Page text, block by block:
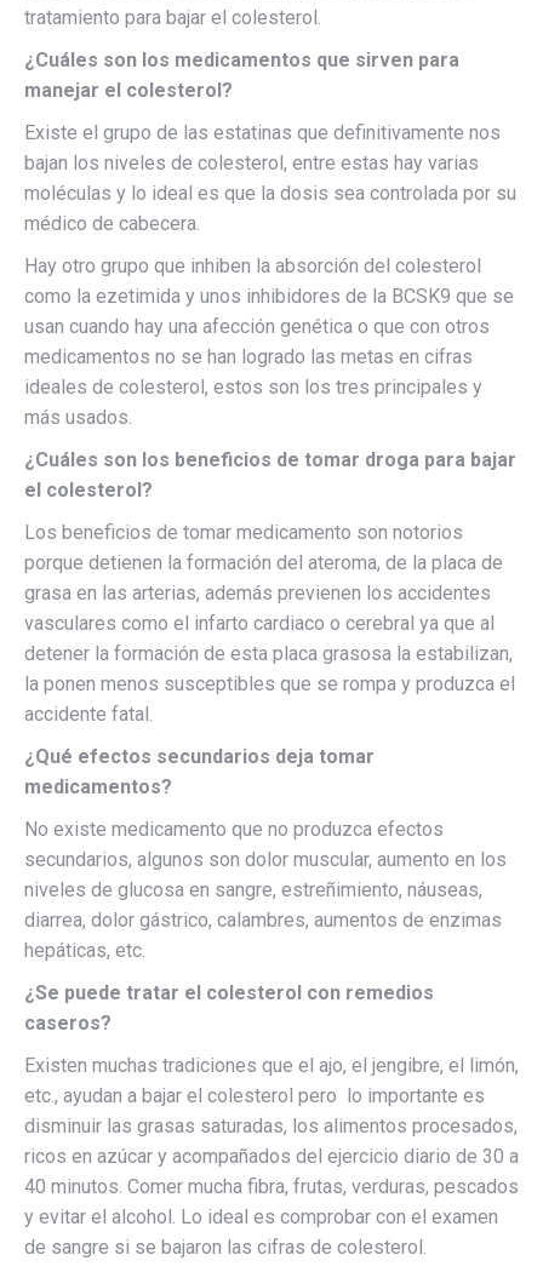
tratamiento para bajar el colesterol.
¿Cuáles son los medicamentos que sirven para
manejar el colesterol?
Existe el grupo de las estatinas que definitivamente nos
bajan los niveles de colesterol, entre estas hay varias
moléculas y lo ideal es que la dosis sea controlada por su
médico de cabecera.
Hay otro grupo que inhiben la absorción del colesterol
como la ezetimida y unos inhibidores de la BCSK9 que se
usan cuando hay una afección genética o que con otros
medicamentos no se han logrado las metas en cifras
ideales de colesterol, estos son los tres principales y
más usados.
¿Cuáles son los beneficios de tomar droga para bajar
el colesterol?
Los beneficios de tomar medicamento son notorios
porque detienen la formación del ateroma, de la placa de
grasa en las arterias, además previenen los accidentes
vasculares como el infarto cardiaco o cerebral ya que al
detener la formación de esta placa grasosa la estabilizan,
la ponen menos susceptibles que se rompa y produzca el
accidente fatal.
¿Qué efectos secundarios deja tomar
medicamentos?
No existe medicamento que no produzca efectos
secundarios, algunos son dolor muscular, aumento en los
niveles de glucosa en sangre, estreñimiento, náuseas,
diarrea, dolor gástrico, calambres, aumentos de enzimas
hepáticas, etc.
¿Se puede tratar el colesterol con remedios
caseros?
Existen muchas tradiciones que el ajo, el jengibre, el limón,
etc., ayudan a bajar el colesterol pero lo importante es
disminuir las grasas saturadas, los alimentos procesados,
ricos en azúcar y acompañados del ejercicio diario de 30 a
40 minutos. Comer mucha fibra, frutas, verduras, pescados
y evitar el alcohol. Lo ideal es comprobar con el examen
de sangre si se bajaron las cifras de colesterol.